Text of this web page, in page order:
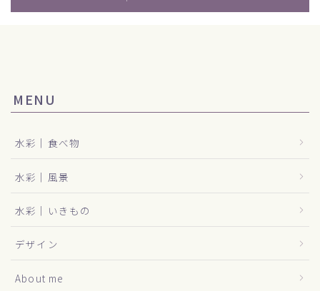
MENU
水彩｜食べ物
水彩｜風景
水彩｜いきもの
デザイン
About me